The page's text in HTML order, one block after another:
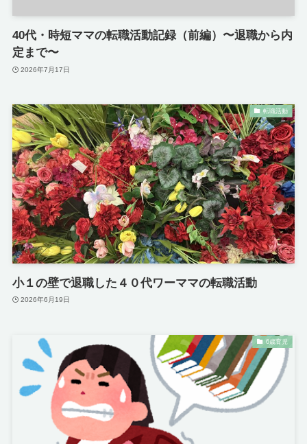
40代・時短ママの転職活動記録（前編）〜退職から内
定まで〜
2026年7月17日
転職活動
小１の壁で退職した４０代ワーママの転職活動
2026年6月19日
6歳育児